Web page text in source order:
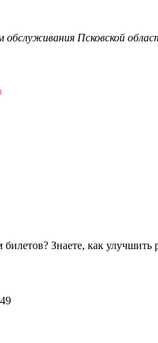
Псковской
Знаете, как улучшить